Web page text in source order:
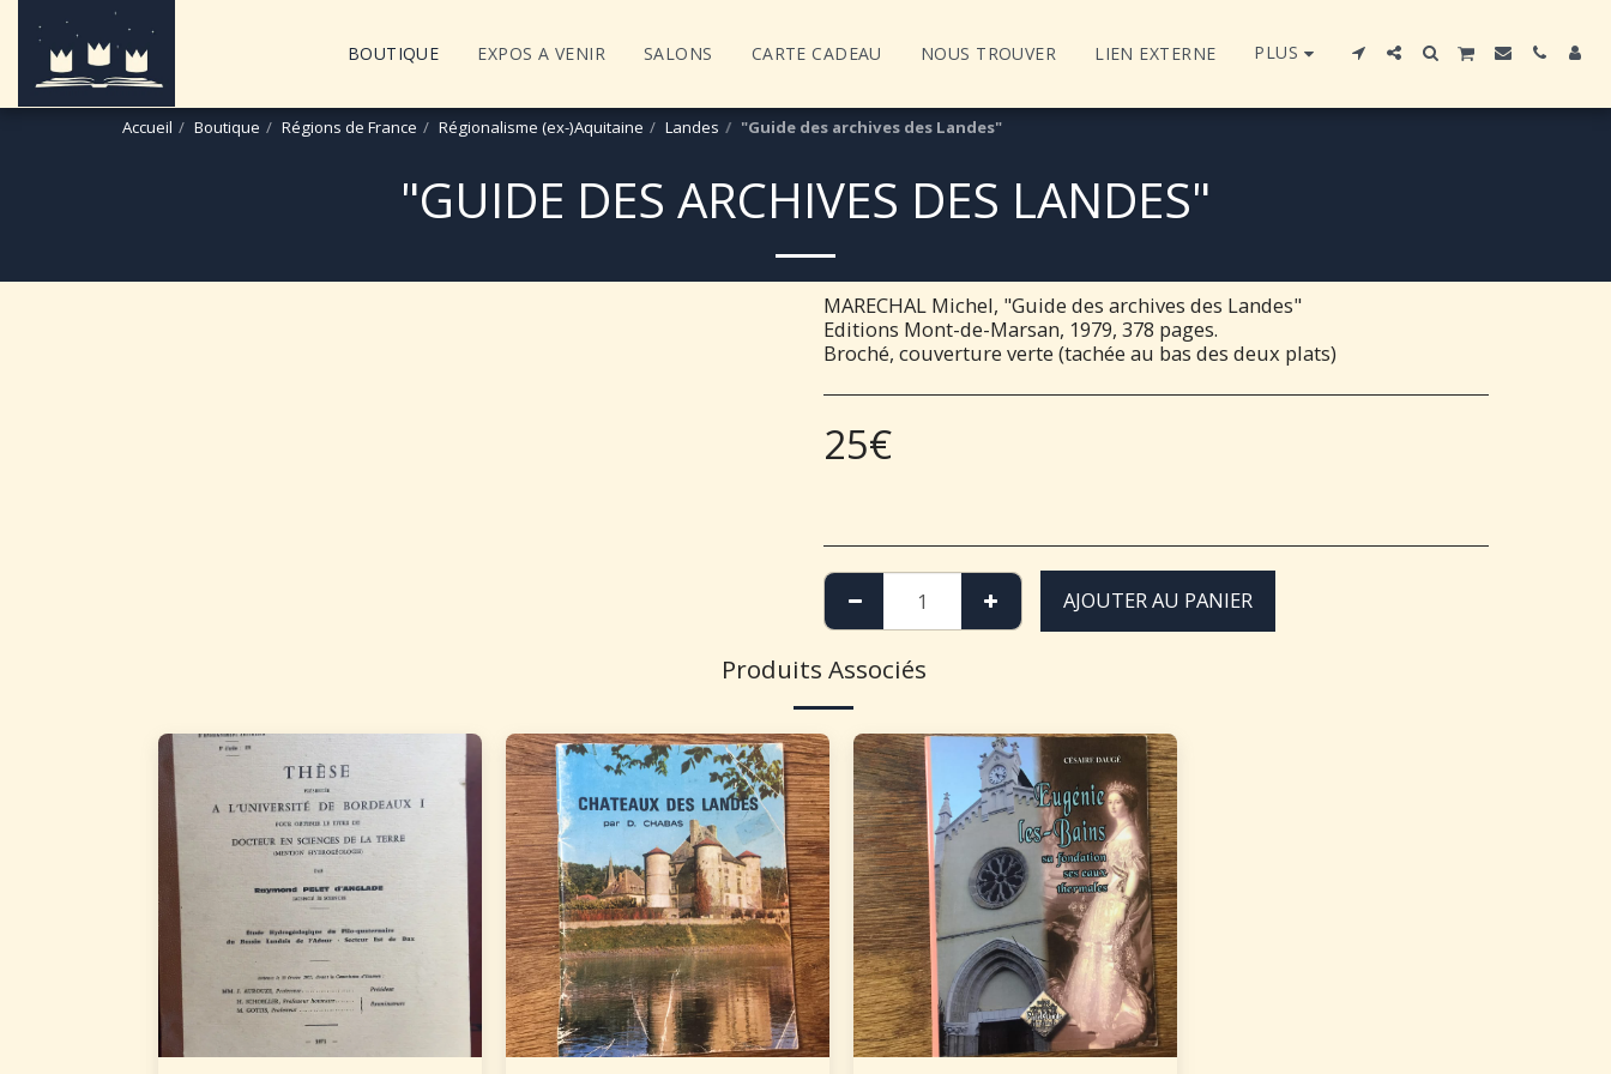
BOUTIQUE EXPOS A VENIR SALONS CARTE CADEAU NOUS TROUVER LIEN EXTERNE PLUS
Accueil Boutique Régions de France Régionalisme (ex-)Aquitaine Landes "Guide des archives des Landes"
"GUIDE DES ARCHIVES DES LANDES"
MARECHAL Michel, "Guide des archives des Landes"
Editions Mont-de-Marsan, 1979, 378 pages.
Broché, couverture verte (tachée au bas des deux plats)
25€
AJOUTER AU PANIER
Produits Associés